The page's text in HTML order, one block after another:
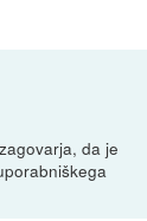
da je